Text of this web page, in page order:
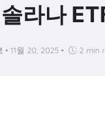
라나
• 11월 20, 2025 • 2 min